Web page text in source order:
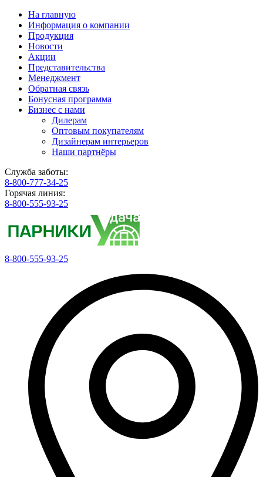
На главную
Информация о компании
Продукция
Новости
Акции
Представительства
Менеджмент
Обратная связь
Бонусная программа
Бизнес с нами
Дилерам
Оптовым покупателям
Дизайнерам интерьеров
Наши партнёры
Служба заботы:
8-800-777-34-25
Горячая линия:
8-800-555-93-25
8-800-555-93-25